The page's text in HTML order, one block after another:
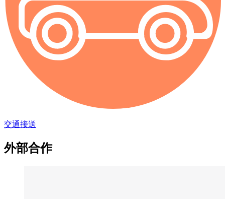
交通接送
外部合作